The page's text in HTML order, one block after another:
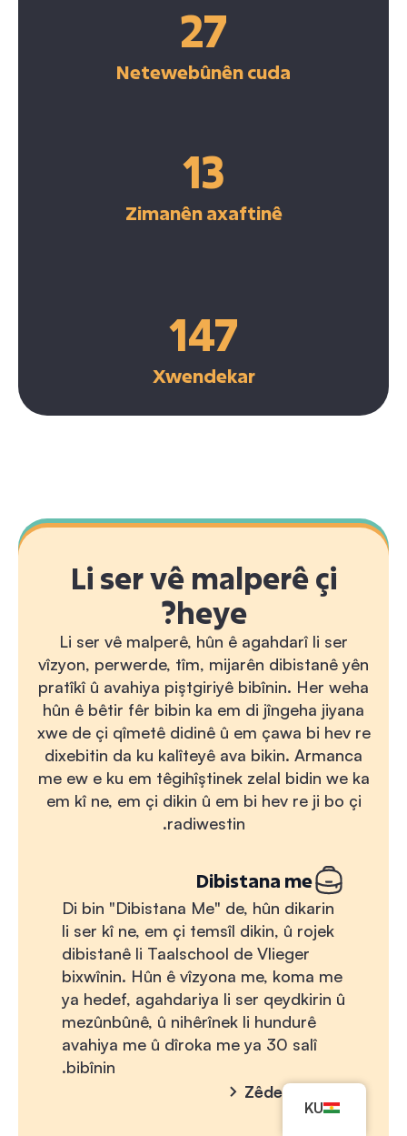
27
Netewebûnên cuda
13
Zimanên axaftinê
147
Xwendekar
Li ser vê malperê çi
heye?
Li ser vê malperê, hûn ê agahdarî li ser
vîzyon, perwerde, tîm, mijarên dibistanê yên
pratîkî û avahiya piştgiriyê bibînin. Her weha
hûn ê bêtir fêr bibin ka em di jîngeha jiyana
xwe de çi qîmetê didinê û em çawa bi hev re
dixebitin da ku kalîteyê ava bikin. Armanca
me ew e ku em têgihîştinek zelal bidin we ka
em kî ne, em çi dikin û em bi hev re ji bo çi
radiwestin.
Dibistana me
Di bin "Dibistana Me" de, hûn dikarin
li ser kî ne, em çi temsîl dikin, û rojek
dibistanê li Taalschool de Vlieger
bixwînin. Hûn ê vîzyona me, koma me
ya hedef, agahdariya li ser qeydkirin û
mezûnbûnê, û nihêrînek li hundurê
avahiya me û dîroka me ya 30 salî
bibînin.
Zêdetir agahî
KU